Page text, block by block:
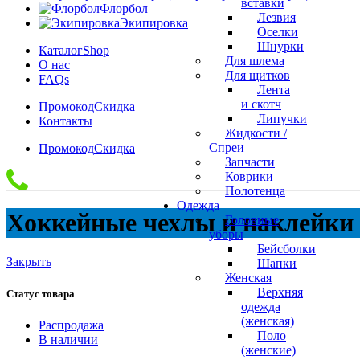
Лезвия
Оселки
Шнурки
Для шлема
Для щитков
Лента
и скотч
Липучки
Жидкости /
Спреи
Запчасти
Коврики
Полотенца
Одежда
Головные
уборы
Бейсболки
Шапки
Женская
Верхняя
одежда
(женская)
Поло
(женские)
Флорбол
Экипировка
КаталогShop
О нас
FAQs
ПромокодСкидка
Контакты
ПромокодСкидка
Хоккейные чехлы и наклейки
Закрыть
Статус товара
Распродажа
В наличии